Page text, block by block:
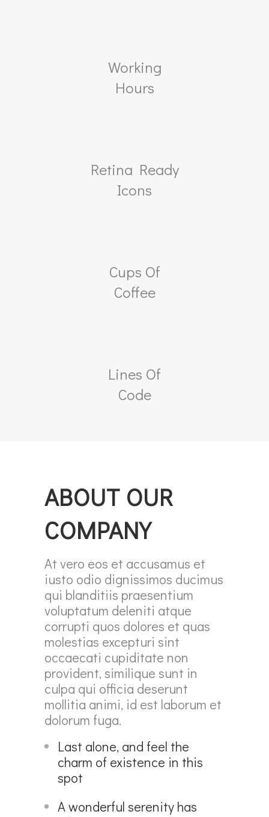
Working
Hours
Retina Ready
Icons
Cups Of
Coffee
Lines Of
Code
ABOUT OUR
COMPANY
At vero eos et accusamus et
iusto odio dignissimos ducimus
qui blanditiis praesentium
voluptatum deleniti atque
corrupti quos dolores et quas
molestias excepturi sint
occaecati cupiditate non
provident, similique sunt in
culpa qui officia deserunt
mollitia animi, id est laborum et
dolorum fuga.
Last alone, and feel the
charm of existence in this
spot
A wonderful serenity has